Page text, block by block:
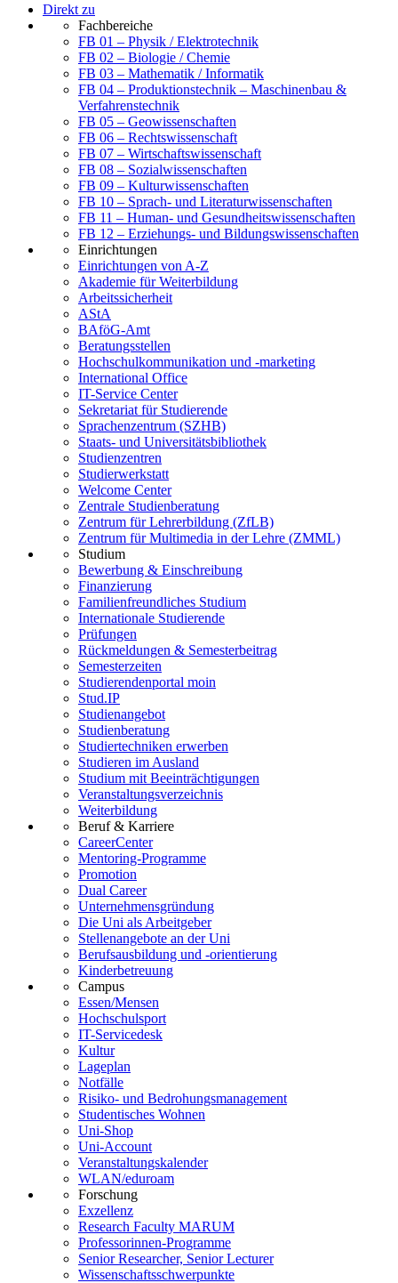
Direkt zu
Fachbereiche
FB 01 – Physik / Elektrotechnik
FB 02 – Biologie / Chemie
FB 03 – Mathematik / Informatik
FB 04 – Produktionstechnik – Maschinenbau &
Verfahrenstechnik
FB 05 – Geowissenschaften
FB 06 – Rechtswissenschaft
FB 07 – Wirtschaftswissenschaft
FB 08 – Sozialwissenschaften
FB 09 – Kulturwissenschaften
FB 10 – Sprach- und Literaturwissenschaften
FB 11 – Human- und Gesundheitswissenschaften
FB 12 – Erziehungs- und Bildungswissenschaften
Einrichtungen
Einrichtungen von A-Z
Akademie für Weiterbildung
Arbeitssicherheit
AStA
BAföG-Amt
Beratungsstellen
Hochschulkommunikation und -marketing
International Office
IT-Service Center
Sekretariat für Studierende
Sprachenzentrum (SZHB)
Staats- und Universitätsbibliothek
Studienzentren
Studierwerkstatt
Welcome Center
Zentrale Studienberatung
Zentrum für Lehrerbildung (ZfLB)
Zentrum für Multimedia in der Lehre (ZMML)
Studium
Bewerbung & Einschreibung
Finanzierung
Familienfreundliches Studium
Internationale Studierende
Prüfungen
Rückmeldungen & Semesterbeitrag
Semesterzeiten
Studierendenportal moin
Stud.IP
Studienangebot
Studienberatung
Studiertechniken erwerben
Studieren im Ausland
Studium mit Beeinträchtigungen
Veranstaltungsverzeichnis
Weiterbildung
Beruf & Karriere
CareerCenter
Mentoring-Programme
Promotion
Dual Career
Unternehmensgründung
Die Uni als Arbeitgeber
Stellenangebote an der Uni
Berufsausbildung und -orientierung
Kinderbetreuung
Campus
Essen/Mensen
Hochschulsport
IT-Servicedesk
Kultur
Lageplan
Notfälle
Risiko- und Bedrohungsmanagement
Studentisches Wohnen
Uni-Shop
Uni-Account
Veranstaltungskalender
WLAN/eduroam
Forschung
Exzellenz
Research Faculty MARUM
Professorinnen-Programme
Senior Researcher, Senior Lecturer
Wissenschaftsschwerpunkte